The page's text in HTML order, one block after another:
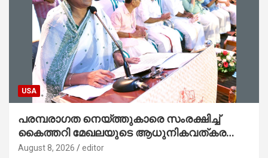
USA
പരമ്പരാഗത നെയ്ത്തുകാരെ സംരക്ഷിച്ച്
കൈത്തറി മേഖലയുടെ ആധുനികവത്കരണം
സാധ്യമാക്കും : ഡെപ്യൂട്ടി സ്പീക്കർ
August 8, 2026 editor